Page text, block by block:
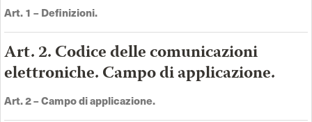
Art. 1 –Definizioni.
Art. 2. Codice delle comunicazioni
elettroniche. Campo di applicazione.
Art. 2 –Campo di applicazione.